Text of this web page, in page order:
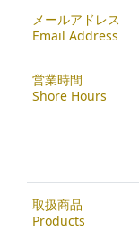
メールアドレス
Email Address
営業時間
Shore Hours
取扱商品
Products